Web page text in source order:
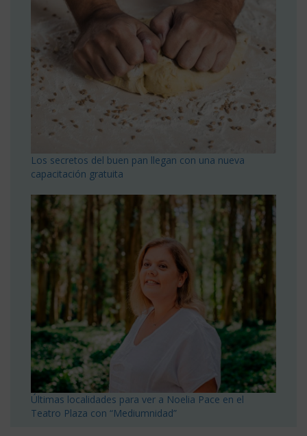
Los secretos del buen pan llegan con una nueva
capacitación gratuita
Últimas localidades para ver a Noelia Pace en el
Teatro Plaza con “Mediumnidad”